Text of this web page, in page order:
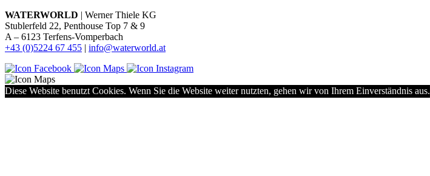
WATERWORLD | Werner Thiele KG
Stublerfeld 22, Penthouse Top 7 & 9
A – 6123 Terfens-Vomperbach
+43 (0)5224 67 455 | info@waterworld.at
Diese Website benutzt Cookies. Wenn Sie die Website weiter nutzten, gehen wir von Ihrem Einverständnis aus.